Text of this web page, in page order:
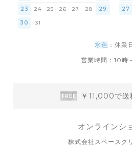
23 24 25 26 27 28 29
30 31
27
水色 ：休業
営業時間：10時
￥11,000で送
オンラインシ
株式会社スペースク